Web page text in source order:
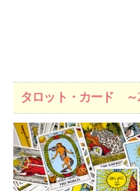
タロット・カード ～